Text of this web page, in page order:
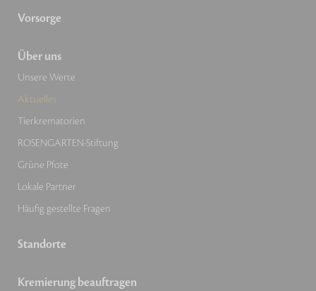
Vorsorge
Über uns
Unsere Werte
Aktuelles
Tierkrematorien
ROSENGARTEN-Stiftung
Grüne Pfote
Lokale Partner
Häufig gestellte Fragen
Standorte
Kremierung beauftragen